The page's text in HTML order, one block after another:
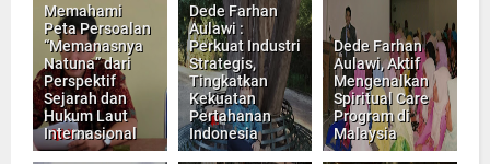
Memahami
Peta Persoalan
“Memanasnya
Natuna” dari
Perspektif
Sejarah dan
Hukum Laut
Internasional
Dede Farhan
Aulawi :
Perkuat Industri
Strategis,
Tingkatkan
Kekuatan
Pertahanan
Indonesia
Dede Farhan
Aulawi, Aktif
Mengenalkan
Spiritual Care
Program di
Malaysia